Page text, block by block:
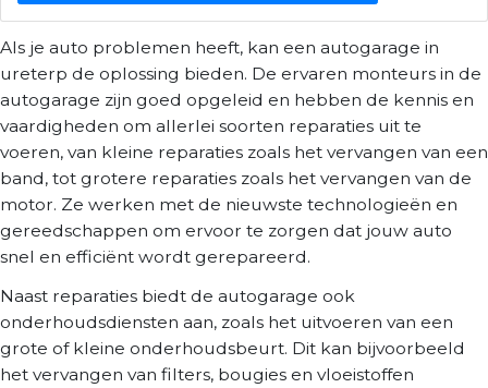
Als je auto problemen heeft, kan een autogarage in
ureterp de oplossing bieden. De ervaren monteurs in de
autogarage zijn goed opgeleid en hebben de kennis en
vaardigheden om allerlei soorten reparaties uit te
voeren, van kleine reparaties zoals het vervangen van een
band, tot grotere reparaties zoals het vervangen van de
motor. Ze werken met de nieuwste technologieën en
gereedschappen om ervoor te zorgen dat jouw auto
snel en efficiënt wordt gerepareerd.
Naast reparaties biedt de autogarage ook
onderhoudsdiensten aan, zoals het uitvoeren van een
grote of kleine onderhoudsbeurt. Dit kan bijvoorbeeld
het vervangen van filters, bougies en vloeistoffen